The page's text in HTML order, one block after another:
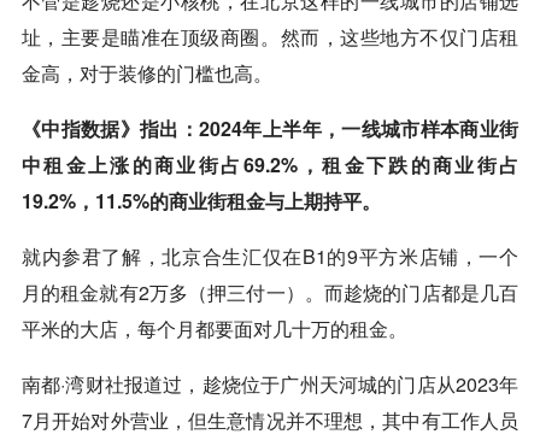
址，主要是瞄准在顶级商圈。然而，这些地方不仅门店租
金高，对于装修的门槛也高。
《中指数据》指出：2024年上半年，一线城市样本商业街
中租金上涨的商业街占69.2%，租金下跌的商业街占
19.2%，11.5%的商业街租金与上期持平。
就内参君了解，北京合生汇仅在B1的9平方米店铺，一个
月的租金就有2万多（押三付一）。而趁烧的门店都是几百
平米的大店，每个月都要面对几十万的租金。
南都·湾财社报道过，趁烧位于广州天河城的门店从2023年
7月开始对外营业，但生意情况并不理想，其中有工作人员